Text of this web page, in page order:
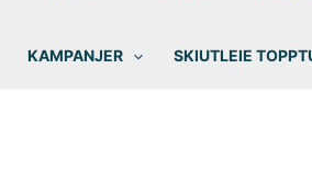
KAMPANJER SKIUTLEIE